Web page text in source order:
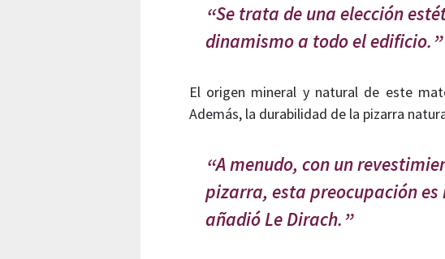
Se trata de una elección
dinamismo a todo el edificio.
El origen mineral y natural de este
Además, la durabilidad de la pizarra
A menudo, con un
pizarra, esta preocupación
añadió Le Dirach.